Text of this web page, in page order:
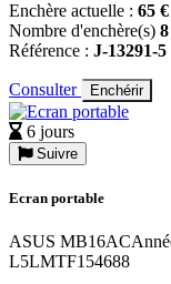
Enchère actuelle : 65
Nombre d'enchère(s) 8
Référence : J-13291-5
Consulter Enchérir
6 jours
Suivre
Ecran portable
ASUS
L5LMTF154688